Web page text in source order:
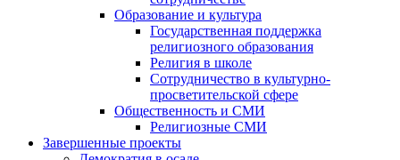
Образование и культура
Государственная поддержка
религиозного образования
Религия в школе
Сотрудничество в культурно-
просветительской сфере
Общественность и СМИ
Религиозные СМИ
Завершенные проекты